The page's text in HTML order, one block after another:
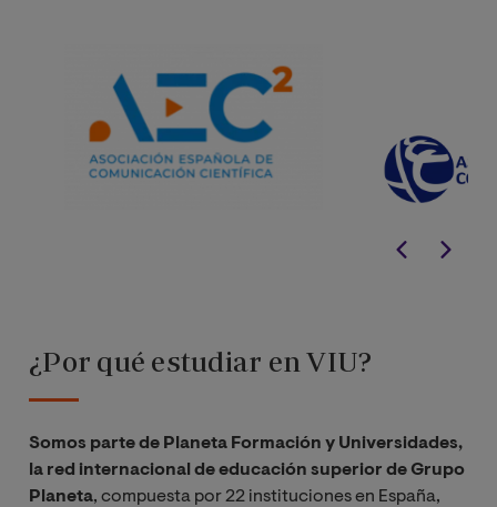
¿Por qué estudiar en VIU?
Somos parte de Planeta Formación y Universidades,
la red internacional de educación superior de Grupo
Planeta, compuesta por 22 instituciones en España,